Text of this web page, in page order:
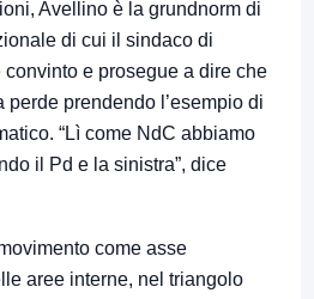
Avellino è la grundnorm di
di cui il sindaco di
convinto e prosegue a dire che
prendendo l’esempio di
“Lì come NdC abbiamo
il Pd e la sinistra”, dice
come asse
aree interne, nel triangolo